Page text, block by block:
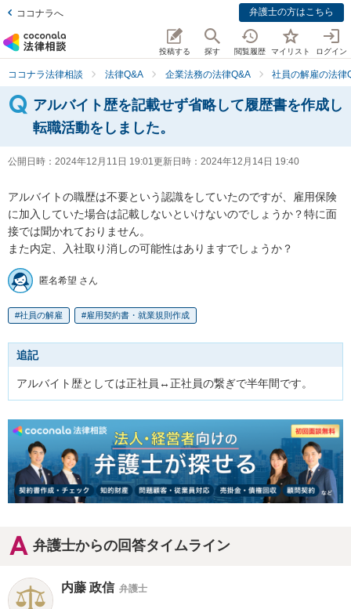
ココナラへ 弁護士の方はこちら
投稿する 探す 閲覧履歴 マイリスト ログイン
ココナラ法律相談 法律Q&A 企業法務の法律Q&A 社員の解雇の法律
アルバイト歴を記載せず省略して履歴書を作成し
転職活動をしました。
公開日時： 2024年12月11日 19:01更新日時： 2024年12月14日 19:40
アルバイトの職歴は不要という認識をしていたのですが、雇用保険
に加入していた場合は記載しないといけないのでしょうか？特に面
接では聞かれておりません。
また内定、入社取り消しの可能性はありますでしょうか？
匿名希望 さん
社員の解雇 雇用契約書・就業規則作成
追記
アルバイト歴としては正社員↔正社員の繋ぎで半年間です。
弁護士からの回答タイムライン
内藤 政信 弁護士